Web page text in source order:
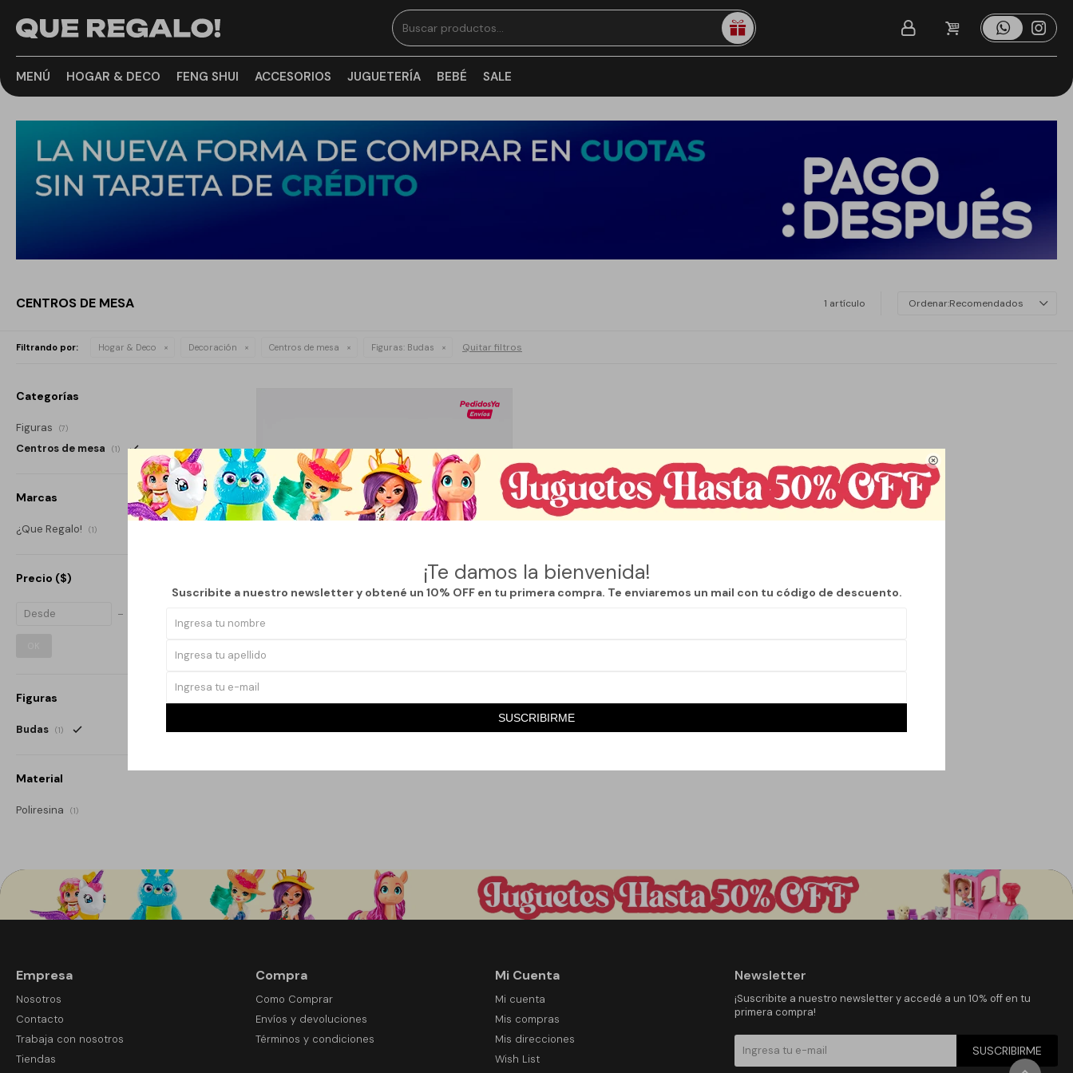

¡Te damos la bienvenida!
Suscribite a nuestro newsletter y obtené un 10% OFF en tu primera compra. Te enviaremos un mail con tu código de descuento.
SUSCRIBIRME
MENÚ HOGAR & DECO FENG SHUI ACCESORIOS JUGUETERÍA BEBÉ SALE
CENTROS DE MESA 1 artículo Recomendados
Filtrando por: Hogar & Deco Decoración Centros de mesa Figuras: Budas Quitar filtros
Categorías
Figuras (7)
Centros de mesa (1)
Marcas
¿Que Regalo! (1)
Precio ($)
Figuras
Budas (1)
Material
Poliresina (1)
Empresa
Nosotros
Contacto
Trabaja con nosotros
Tiendas
Compra
Como Comprar
Envíos y devoluciones
Términos y condiciones
Mi Cuenta
Mi cuenta
Mis compras
Mis direcciones
Wish List
Newsletter
¡Suscribite a nuestro newsletter y accedé a un 10% off en tu
primera compra!
SUSCRIBIRME